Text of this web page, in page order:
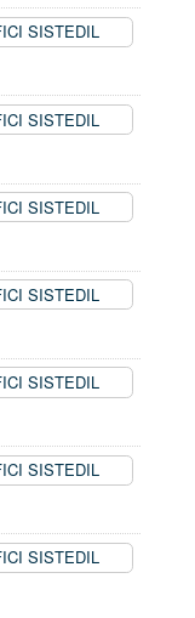
SISTEDIL
SISTEDIL
SISTEDIL
SISTEDIL
SISTEDIL
SISTEDIL
SISTEDIL